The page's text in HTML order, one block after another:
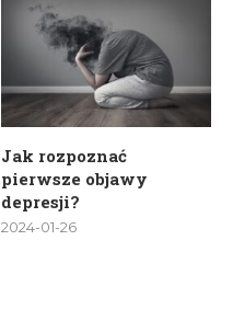
Jak rozpoznać
pierwsze objawy
depresji?
2024-01-26